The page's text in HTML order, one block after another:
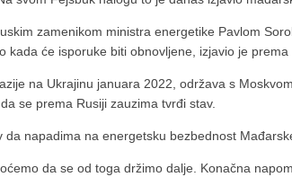
zamenikom ministra energetike Pavlom
kada će isporuke biti obnovljene, izjavio je prema
na Ukrajinu januara 2022, održava s
se prema Rusiji zauzima tvrđi stav.
napadima na energetsku bezbednost
da se od toga držimo dalje. Konačna